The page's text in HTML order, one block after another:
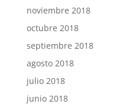
noviembre 2018
octubre 2018
septiembre 2018
agosto 2018
julio 2018
junio 2018